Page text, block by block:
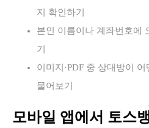
지 확인하기
본인 이름이나 계좌번호에
기
이미지·PDF 중 상대방이
물어보기
모바일 앱에서 토스